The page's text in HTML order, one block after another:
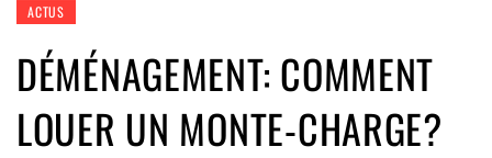
ACTUS
DÉMÉNAGEMENT: COMMENT
LOUER UN MONTE-CHARGE?